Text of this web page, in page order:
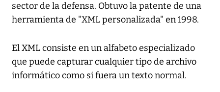
sector de la defensa. Obtuvo la patente de una
herramienta de "XML personalizada" en 1998.
El XML consiste en un alfabeto especializado
que puede capturar cualquier tipo de archivo
informático como si fuera un texto normal.